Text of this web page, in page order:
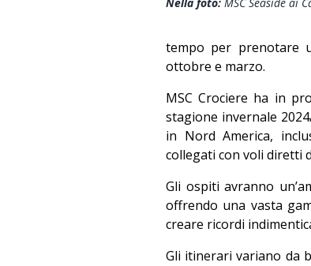
tempo per prenotare
ottobre e marzo.
MSC Crociere ha in
stagione invernale
in Nord America,
collegati con voli diretti
Gli ospiti avranno
offrendo una vasta
creare ricordi
Gli itinerari variano da